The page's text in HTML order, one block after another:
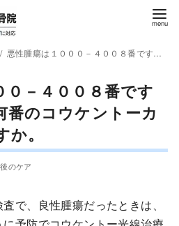
悪性腫瘍は１０００－４００８番ですが、良性腫瘍は何番のコウケントーカーボンを使いますか。
０－４００８番です
番のコウケントーカ
。
のケア
で、良性腫瘍だったときは、